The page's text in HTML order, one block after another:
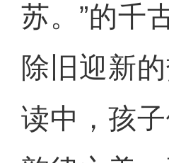
苏。”的千
除旧迎新
读中，孩